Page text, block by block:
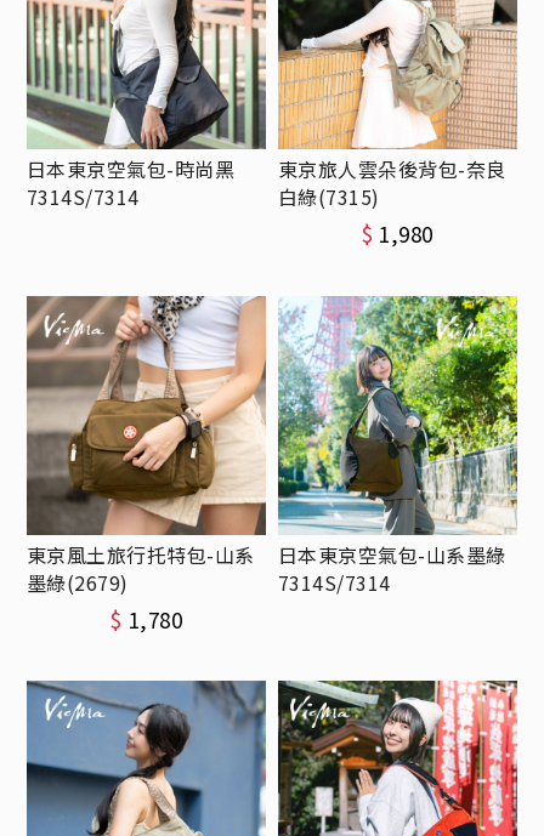
日本東京空氣包-時尚黑
7314S/7314
東京旅人雲朵後背包-奈良
白綠(7315)
$ 1,980
東京風土旅行托特包-山系
墨綠(2679)
$ 1,780
日本東京空氣包-山系墨綠
7314S/7314